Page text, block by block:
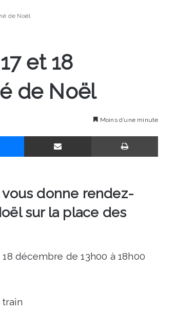
de Noël
et 18
de Noël
Moins d’une minute
Messenger Partager par email Imprimer
vous donne rendez-
sur la place des
décembre de 13h00 à 18h00